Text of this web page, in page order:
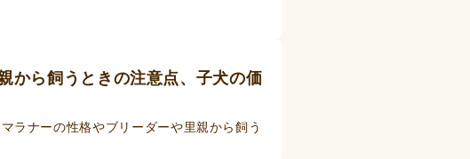
から飼うときの注意点、子犬の価
ラナーの性格やブリーダーや里親から飼う